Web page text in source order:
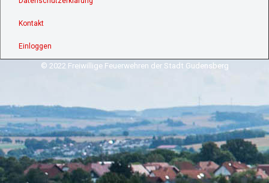
Kontakt
Einloggen
© 2022 Freiwillige Feuerwehren der Stadt Gudensberg